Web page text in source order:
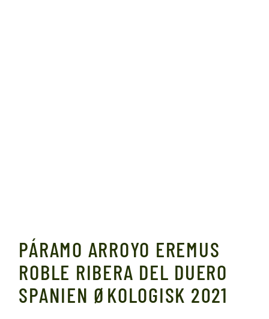
PÁRAMO ARROYO EREMUS
ROBLE RIBERA DEL DUERO
SPANIEN ØKOLOGISK 2021